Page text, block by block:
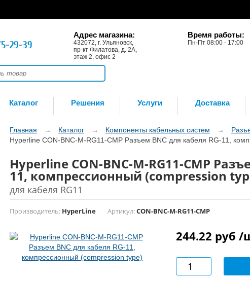
29-39
Адрес магазина:
432072, г. Ульяновск,
пр-кт Филатова, д. 2А,
этаж 2, офис 2
Время работы:
Пн-Пт 08:00 - 17:00
Каталог Решения Услуги Доставка
Главная → Каталог → Компоненты кабельных систем →
Hyperline CON-BNC-M-RG11-CMP Разъем BNC для кабеля RG-11,
Hyperline CON-BNC-M-RG11-CMP
11, компрессионный (compression
для кабеля RG11
Производитель: HyperLine Артикул:CON-BNC-M-RG11-CMP
244.22 руб /